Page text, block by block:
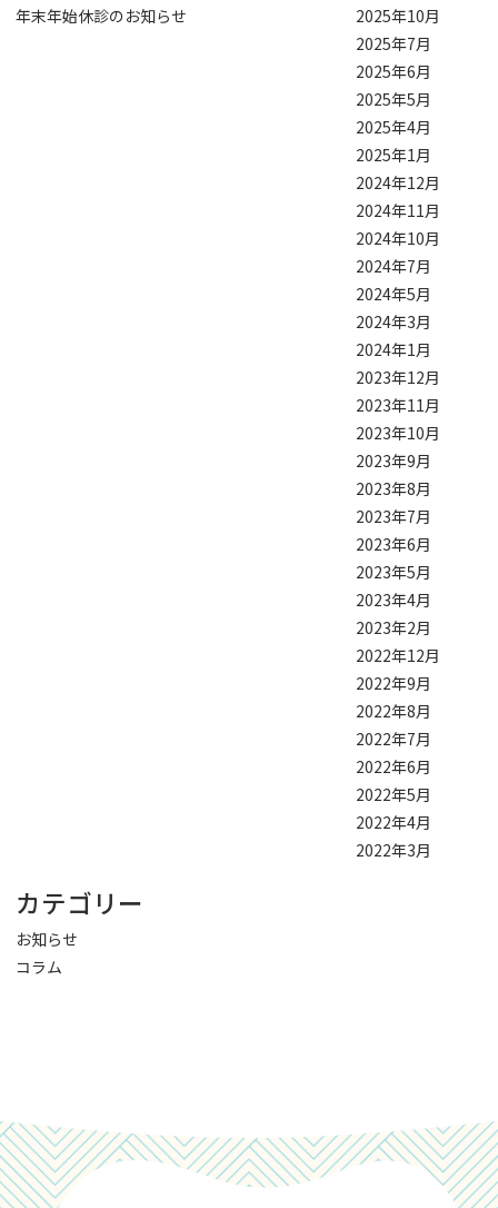
年末年始休診のお知らせ
2025年10月
2025年7月
2025年6月
2025年5月
2025年4月
2025年1月
2024年12月
2024年11月
2024年10月
2024年7月
2024年5月
2024年3月
2024年1月
2023年12月
2023年11月
2023年10月
2023年9月
2023年8月
2023年7月
2023年6月
2023年5月
2023年4月
2023年2月
2022年12月
2022年9月
2022年8月
2022年7月
2022年6月
2022年5月
2022年4月
2022年3月
カテゴリー
お知らせ
コラム